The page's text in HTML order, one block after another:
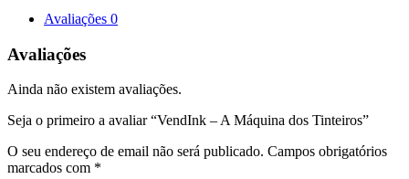
Avaliações 0
Avaliações
Ainda não existem avaliações.
Seja o primeiro a avaliar “VendInk – A Máquina dos Tinteiros”
O seu endereço de email não será publicado. Campos obrigatórios
marcados com *